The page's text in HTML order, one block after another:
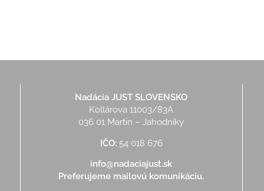
Nadácia JUST SLOVENSKO
Kollárova 11003/83A
036 01 Martin – Jahodníky
IČO:54 018 676
info@nadaciajust.sk
Preferujeme mailovú komunikáciu.